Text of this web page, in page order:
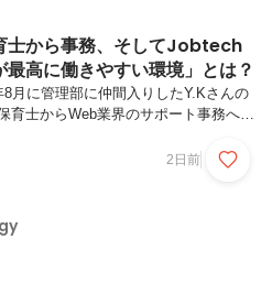
士から事務、そしてJobtech
高に働きやすい環境」とは？
月に管理部に仲間入りしたY.Kさんの
育士からWeb業界のサポート事務へキ
んな環境を作っていきたいのか」、
ひご覧ください！── 自己紹介をお願
もたちとお出かけするのも好きで、次
がら計画しています！これまでの経歴
2日前